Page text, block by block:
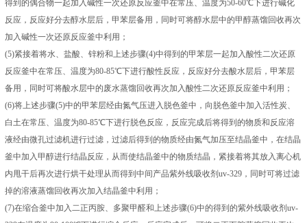
得到的偶合物一起加入碱性一次还原反应釜中在常压、温度为50-60℃下进行碱化
反应，反应好分去醇水层后，甲苯层备用，同时可将醇水层中的甲醇蒸馏回收再次
加入碱性一次还原反应釜中利用；
(5)紧接着将水、盐酸、锌粉和上述步骤(4)中得到的甲苯层一起加入酸性二次还原
反应釜中在常压、温度为80-85℃下进行酸性反应，反应好分去酸水层后，甲苯层
备用，同时可将酸水层中的废水蒸馏回收再次加入酸性二次还原反应釜中利用；
(6)将上述步骤(5)中的甲苯层经由氮气压进入脱色釜中，向脱色釜中加入活性炭、
白土在常压、温度为80-85℃下进行脱色反应，反应完成后将得到的物质和反应溶
液经由微孔过滤机进行过滤，过滤后得到的物质经由氮气加压至结晶釜中，在结晶
釜中加入甲醇进行结晶反应，从而使结晶釜中的物质结晶，紧接着将其放入离心机
内甩干后再次进行烘干处理从而得到中间产品紫外线吸收剂uv-329，同时可将过滤
掉的溶液蒸馏回收再次加入结晶釜中利用；
(7)在缩合釜中加入二正丙胺、多聚甲醛和上述步骤(6)中的得到的紫外线吸收剂uv-